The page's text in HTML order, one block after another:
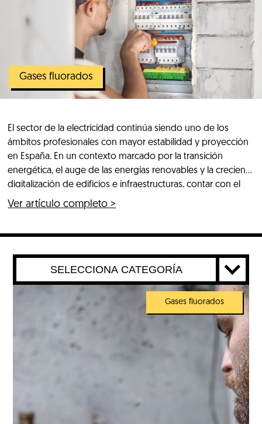
Gases fluorados
El sector de la electricidad continúa siendo uno de los
ámbitos profesionales con mayor estabilidad y proyección
en España. En un contexto marcado por la transición
energética, el auge de las energías renovables y la creciente
digitalización de edificios e infraestructuras, contar con el
carné de Instalador de Baja Tensión se ha convertido en
Ver artículo completo >
SELECCIONA CATEGORÍA
Gases fluorados